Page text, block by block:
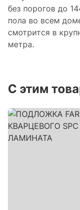
без порогов до
пола во всем
смотрится в
метра.
С этим